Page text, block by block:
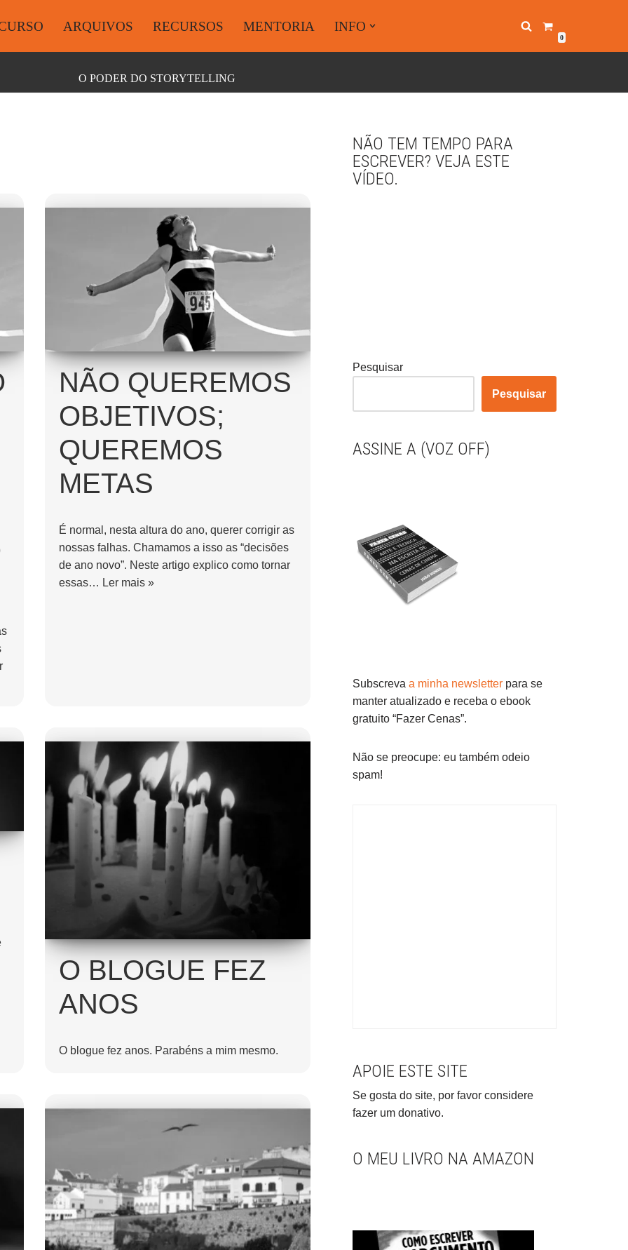
ARQUIVOS RECURSOS MENTORIA INFO
0
O PODER DO STORYTELLING
NÃO QUEREMOS
OBJETIVOS;
QUEREMOS
METAS
É normal, nesta altura do ano, querer corrigir as
nossas falhas. Chamamos a isso as “decisões
de ano novo”. Neste artigo explico como tornar
essas… Ler mais »
O BLOGUE FEZ
ANOS
O blogue fez anos. Parabéns a mim mesmo.
NÃO TEM TEMPO PARA
ESCREVER? VEJA ESTE
VÍDEO.
Pesquisar
Pesquisar
ASSINE A (VOZ OFF)
Subscreva a minha newsletter para se
manter atualizado e receba o ebook
gratuito “Fazer Cenas”.
Não se preocupe: eu também odeio
spam!
APOIE ESTE SITE
Se gosta do site, por favor considere
fazer um donativo.
O MEU LIVRO NA AMAZON